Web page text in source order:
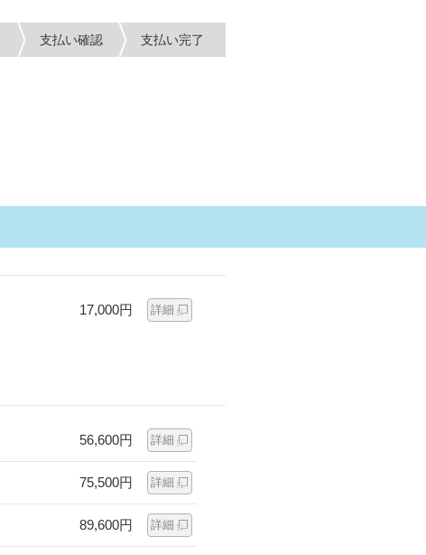
支払い確認 支払い完了
17,000円 詳細
56,600円 詳細
75,500円 詳細
89,600円 詳細